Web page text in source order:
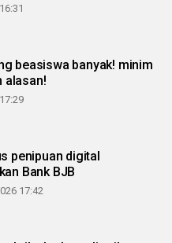
beasiswa banyak! minim
alasan!
penipuan digital
Bank BJB
17:42